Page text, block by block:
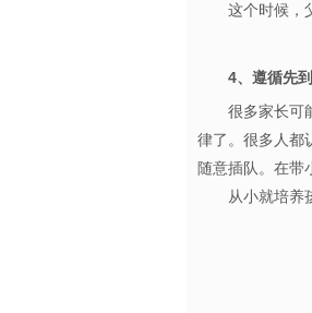
这个时候，父
4、遵循先
很多家长可
律了。很多人都
随意插队。在
从小就培养孩